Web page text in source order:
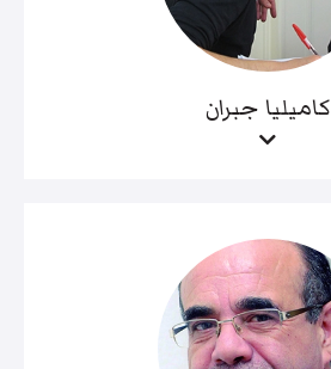
كاميليا جبران